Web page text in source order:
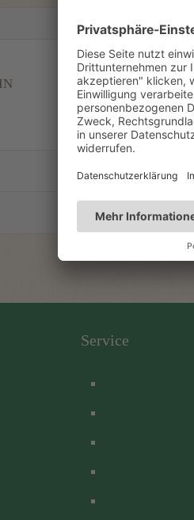
Service